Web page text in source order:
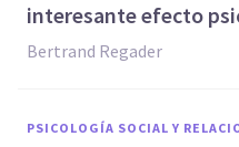
interesante efecto
Bertrand Regader
PSICOLOGÍA SOCIAL Y